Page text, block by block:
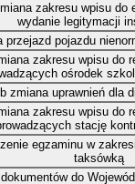
zakresu wpisu do
wydanie legitymacji
przejazd pojazdu
zakresu wpisu do
ośrodek
zmiana uprawnień dla
zakresu wpisu do
stację
egzaminu w
taksówką
dokumentów do